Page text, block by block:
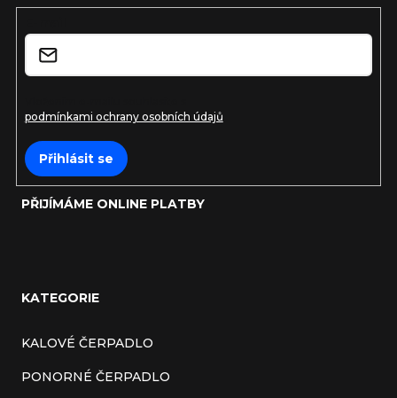
podmínkami ochrany osobních údajů
Přihlásit se
PŘIJÍMÁME ONLINE PLATBY
KATEGORIE
KALOVÉ ČERPADLO
PONORNÉ ČERPADLO